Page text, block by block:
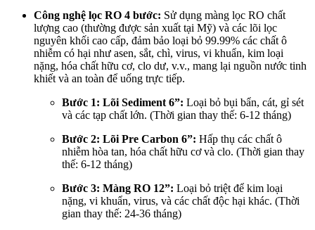
Công nghệ lọc RO 4 bước: Sử dụng màng lọc RO chất
lượng cao (thường được sản xuất tại Mỹ) và các lõi lọc
nguyên khối cao cấp, đảm bảo loại bỏ 99.99% các chất ô
nhiễm có hại như asen, sắt, chì, virus, vi khuẩn, kim loại
nặng, hóa chất hữu cơ, clo dư, v.v., mang lại nguồn nước tinh
khiết và an toàn để uống trực tiếp.
Bước 1: Lõi Sediment 6”: Loại bỏ bụi bẩn, cát, gỉ sét
và các tạp chất lớn. (Thời gian thay thế: 6-12 tháng)
Bước 2: Lõi Pre Carbon 6”: Hấp thụ các chất ô
nhiễm hòa tan, hóa chất hữu cơ và clo. (Thời gian thay
thế: 6-12 tháng)
Bước 3: Màng RO 12”: Loại bỏ triệt để kim loại
nặng, vi khuẩn, virus, và các chất độc hại khác. (Thời
gian thay thế: 24-36 tháng)